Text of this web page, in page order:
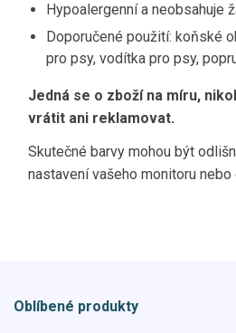
Hypoalergenní a neobsahuje
Doporučené použití: koňské
pro psy, vodítka pro psy,
Jedná se o zboží na míru,
vrátit ani reklamovat.
Skutečné barvy mohou být
nastavení vašeho monitoru
Oblíbené produkty